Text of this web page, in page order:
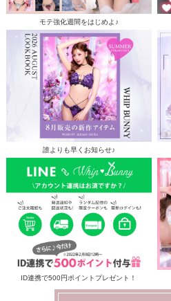
モテ強化週間をはじめよ♪
誰よりも早くお知らせ♪
ID連携で500円ポイントプレゼント！